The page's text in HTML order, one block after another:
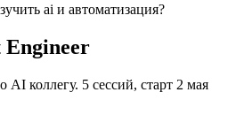
ai и автоматизация?
AI коллегу. 5 сессий, старт 2 мая